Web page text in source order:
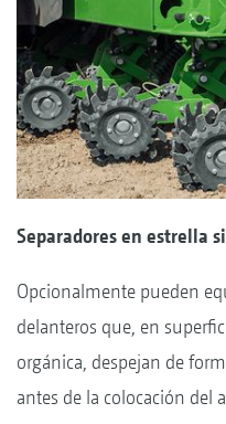
Separadores en estrella
Opcionalmente pueden
delanteros que, en
orgánica, despejan de
antes de la colocación del